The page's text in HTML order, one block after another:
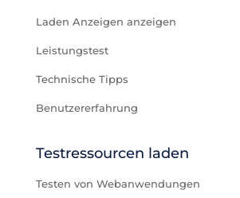
Laden Anzeigen anzeigen
Leistungstest
Technische Tipps
Benutzererfahrung
Testressourcen laden
Testen von Webanwendungen